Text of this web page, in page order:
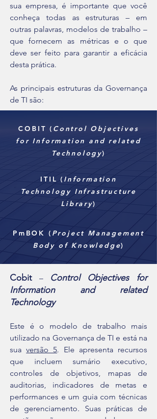
sua empresa, é importante que você
conheça todas as estruturas – em
outras palavras, modelos de trabalho –
que fornecem as métricas e o que
deve ser feito para garantir a eficácia
desta prática.
As principais estruturas da Governança
de TI são:
COBIT ( Control Objectives
for Information and related
Technology)
ITIL ( Information
Technology Infrastructure
Library)
PmBOK ( Project Management
Body of Knowledge)
Cobit –
Control Objectives for
Information and related
Technology
Este é o modelo de trabalho mais
utilizado na Governança de TI e está na
suaversão 5. Ele apresenta recursos
que incluem sumário executivo,
controles de objetivos, mapas de
auditorias, indicadores de metas e
performances e um guia com técnicas
de gerenciamento. Suas práticas de